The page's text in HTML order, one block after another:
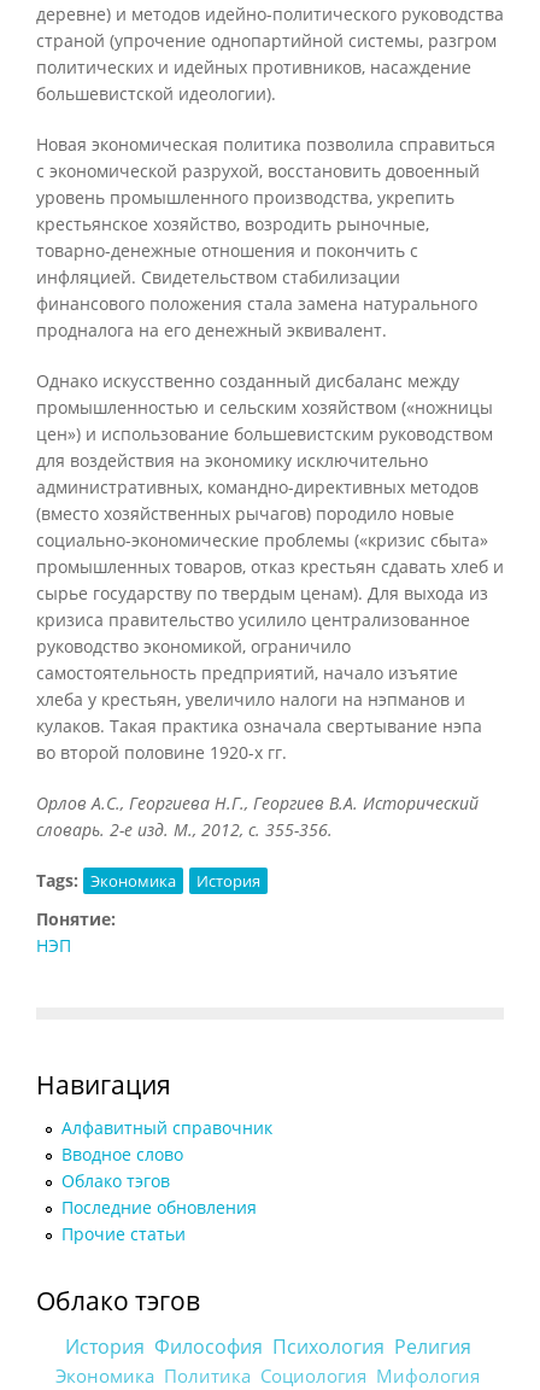
деревне) и методов идейно-политического руководства
страной (упрочение однопартийной системы, разгром
политических и идейных противников, насаждение
большевистской идеологии).
Новая экономическая политика позволила справиться
с экономической разрухой, восстановить довоенный
уровень промышленного производства, укрепить
крестьянское хозяйство, возродить рыночные,
товарно-денежные отношения и покончить с
инфляцией. Свидетельством стабилизации
финансового положения стала замена натурального
продналога на его денежный эквивалент.
Однако искусственно созданный дисбаланс между
промышленностью и сельским хозяйством («ножницы
цен») и использование большевистским руководством
для воздействия на экономику исключительно
административных, командно-директивных методов
(вместо хозяйственных рычагов) породило новые
социально-экономические проблемы («кризис сбыта»
промышленных товаров, отказ крестьян сдавать хлеб и
сырье государству по твердым ценам). Для выхода из
кризиса правительство усилило централизованное
руководство экономикой, ограничило
самостоятельность предприятий, начало изъятие
хлеба у крестьян, увеличило налоги на нэпманов и
кулаков. Такая практика означала свертывание нэпа
во второй половине 1920-х гг.
Орлов А.С., Георгиева Н.Г., Георгиев В.А. Исторический
словарь. 2-е изд. М., 2012, с. 355-356.
Tags: Экономика История
Понятие:
НЭП
Навигация
Алфавитный справочник
Вводное слово
Облако тэгов
Последние обновления
Прочие статьи
Облако тэгов
История Философия Психология Религия
Экономика Политика Социология Мифология